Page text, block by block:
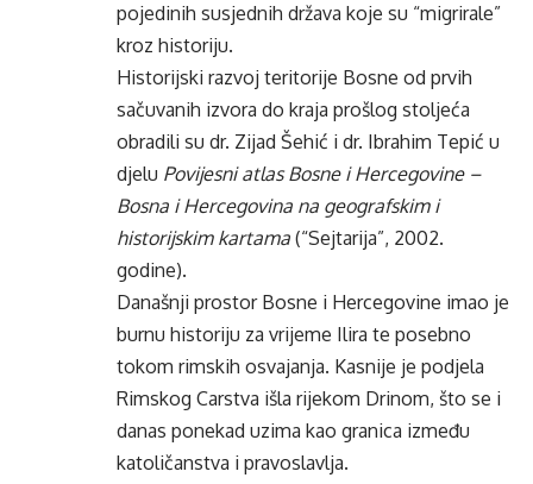
pojedinih susjednih država koje su “migrirale”
kroz historiju.
Historijski razvoj teritorije Bosne od prvih
sačuvanih izvora do kraja prošlog stoljeća
obradili su dr. Zijad Šehić i dr. Ibrahim Tepić u
djelu Povijesni atlas Bosne i Hercegovine –
Bosna i Hercegovina na geografskim i
historijskim kartama (“Sejtarija”, 2002.
godine).
Današnji prostor Bosne i Hercegovine imao je
burnu historiju za vrijeme Ilira te posebno
tokom rimskih osvajanja. Kasnije je podjela
Rimskog Carstva išla rijekom Drinom, što se i
danas ponekad uzima kao granica između
katoličanstva i pravoslavlja.